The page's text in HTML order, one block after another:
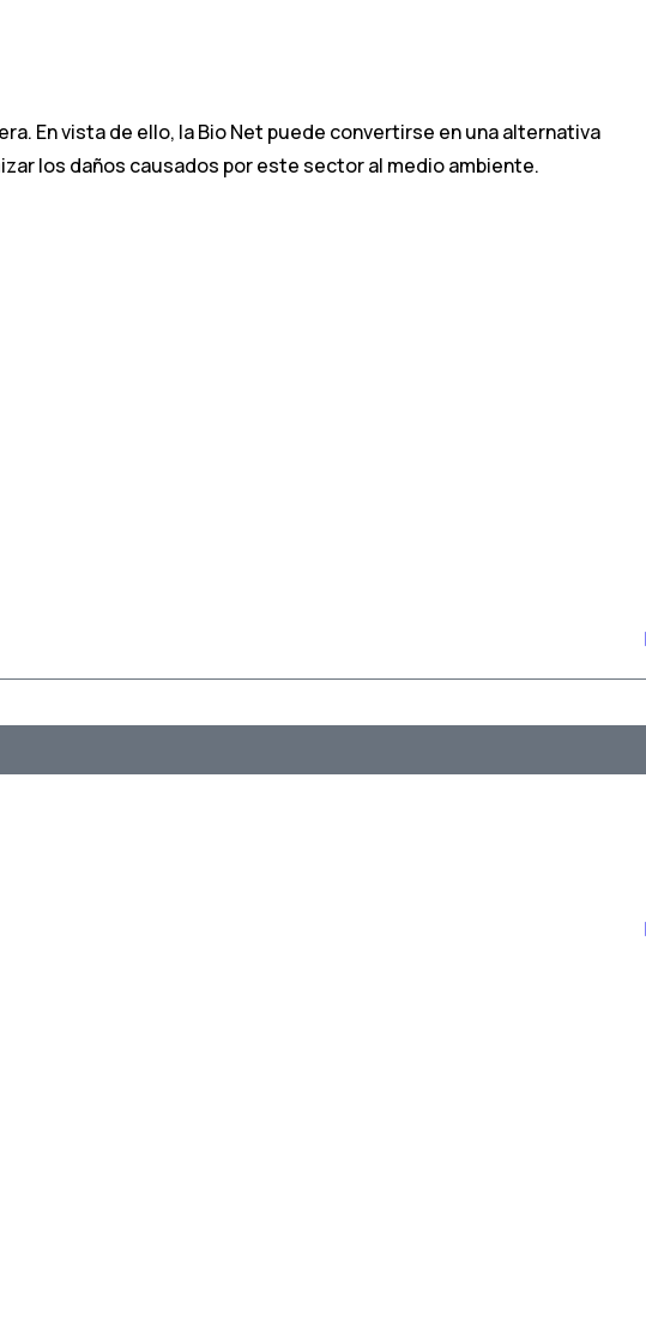
En vista de ello, la Bio Net puede convertirse en una alternativa
los daños causados por este sector al medio ambiente.